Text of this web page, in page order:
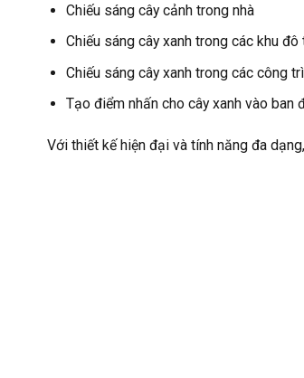
Chiếu sáng cây cảnh trong nhà
Chiếu sáng cây xanh trong các khu đô
Chiếu sáng cây xanh trong các công
Tạo điểm nhấn cho cây xanh vào ban
Với thiết kế hiện đại và tính năng đa